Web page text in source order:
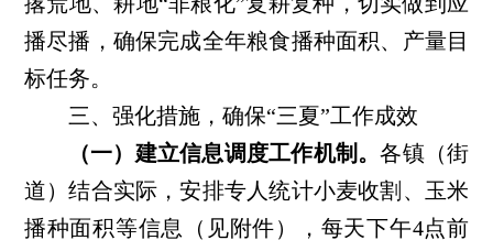
播尽播，确保完成全年粮食播种面积、产量目
标任务。
三、强化措施，确保“三夏”工作成效
（一）建立信息调度工作机制。各镇（街
道）结合实际，安排专人统计小麦收割、玉米
播种面积等信息（见附件），每天下午4点前